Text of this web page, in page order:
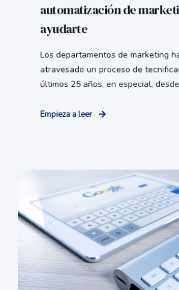
automatización de
ayudarte
Los departamentos de marketing
atravesado un proceso de
últimos 25 años, en especial,
Empieza a leer